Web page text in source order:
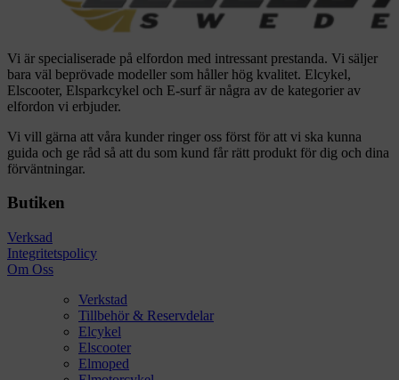
Vi är specialiserade på elfordon med intressant prestanda. Vi säljer
bara väl beprövade modeller som håller hög kvalitet. Elcykel,
Elscooter, Elsparkcykel och E-surf är några av de kategorier av
elfordon vi erbjuder.
Vi vill gärna att våra kunder ringer oss först för att vi ska kunna
guida och ge råd så att du som kund får rätt produkt för dig och dina
förväntningar.
Butiken
Verksad
Integritetspolicy
Om Oss
Verkstad
Tillbehör & Reservdelar
Elcykel
Elscooter
Elmoped